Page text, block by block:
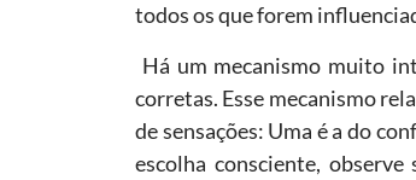
todos os que forem
Há um mecanismo muito
corretas. Esse mecanismo
de sensações: Uma é a do
escolha consciente,